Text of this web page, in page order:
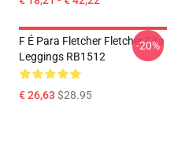
F É Para Fletcher Fletcher Fita
Leggings RB1512
€ 26,63 $28.95
-20%